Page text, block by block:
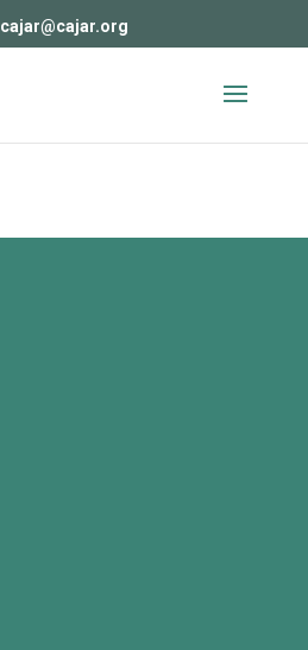
cajar@cajar.org